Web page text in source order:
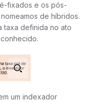
fixados e os pós-
de híbridos.
taxa definida no ato
um indexador